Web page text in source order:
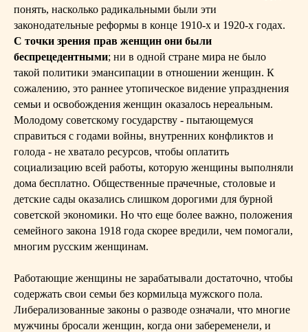
понять, насколько радикальными были эти
законодательные реформы в конце 1910-х и 1920-х годах.
С точки зрения прав женщин они были
беспрецедентными; ни в одной стране мира не было
такой политики эмансипации в отношении женщин. К
сожалению, это раннее утопическое видение упразднения
семьи и освобождения женщин оказалось нереальным.
Молодому советскому государству - пытающемуся
справиться с годами войны, внутренних конфликтов и
голода - не хватало ресурсов, чтобы оплатить
социализацию всей работы, которую женщины выполняли
дома бесплатно. Общественные прачечные, столовые и
детские сады оказались слишком дорогими для бурной
советской экономики. Но что еще более важно, положения
семейного закона 1918 года скорее вредили, чем помогали,
многим русским женщинам.
Работающие женщины не зарабатывали достаточно, чтобы
содержать свои семьи без кормильца мужского пола.
Либерализованные законы о разводе означали, что многие
мужчины бросали женщин, когда они забеременели, и